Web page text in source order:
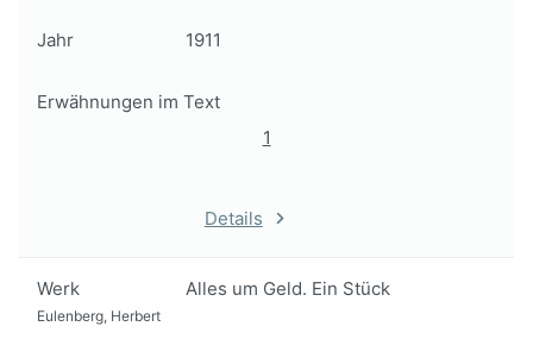
Jahr 1911
Erwähnungen im Text
1
Details
Werk Alles um Geld. Ein Stück
Eulenberg, Herbert